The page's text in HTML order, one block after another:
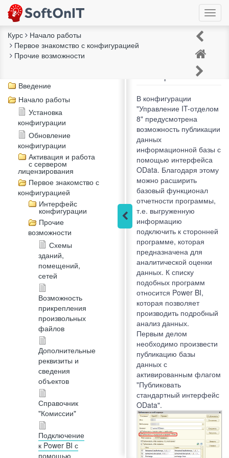
Курс
Начало работы
Первое знакомство с конфигурацией
Прочие возможности
Описание курса
Введение
Начало работы
Установка
конфигурации
Обновление
конфигурации
Активация и работа
с сервером
лицензирования
Первое знакомство с
конфигурацией
Интерфейс
конфигурации
Прочие
возможности
Схемы
зданий,
помещений,
сетей
Возможность
прикрепления
произвольных
файлов
Дополнительные
реквизиты и
сведения
объектов
Справочник
"Комиссии"
Подключение
к Power BI с
помощью
Подключение к
помощью OData
В конфигурации
"Управление IT-отделом
8" предусмотрена
возможность публикации
данных
информационной базы с
помощью интерфейса
OData. Благодаря этому
можно расширить
базовый функционал
отчетности программы,
т.е. выгруженную
информацию
подключить к сторонней
программе, которая
предназначена для
аналитической оценки
данных. К списку
подобных программ
относится Power BI,
которая позволяет
производить подробный
анализ данных.
Первым делом
необходимо произвести
публикацию базы
данных с
активированным флагом
"Публиковать
стандартный интерфейс
OData".